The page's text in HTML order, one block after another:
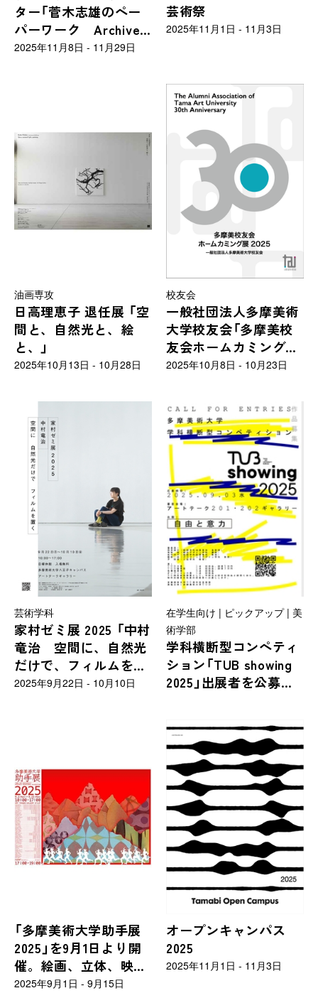
ター「菅木志雄のペー
パーワーク Archives
＆Recent Works」
2025年11月8日 - 11月29日
の方向け
芸術祭
2025年11月1日 - 11月3日
油画専攻
日高理恵子 退任展 「空
間と、自然光と、絵
と、」
2025年10月13日 - 10月28日
校友会
一般社団法人多摩美術
大学校友会「多摩美校
友会ホームカミング展
2025」
2025年10月8日 - 10月23日
芸術学科
家村ゼミ展 2025 「中村
竜治 空間に、自然光
だけで、フィルムを置
く」
2025年9月22日 - 10月10日
在学生向け | ピックアップ | 美
術学部
学科横断型コンペティ
ション「TUB showing
2025」出展者を公募し
「多摩美術大学助手展
2025」を9月1日より開
催。絵画、立体、映
像、メディアアートか
2025年9月1日 - 9月15日
オープンキャンパス
2025
2025年11月1日 - 11月3日